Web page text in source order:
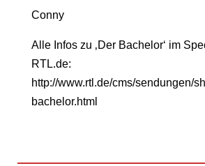
Conny
Alle Infos zu ‚Der Bachelor‘ im
RTL.de:
http://www.rtl.de/cms/sendungen/
bachelor.html